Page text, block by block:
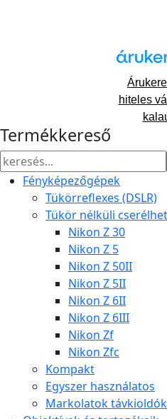
hiteles
Termékkereső
Fényképezőgépek
Tükörreflexes (DSLR)
Tükör nélküli
Nikon Z 30
Nikon Z 5
Nikon Z 50II
Nikon Z 5II
Nikon Z 6II
Nikon Z 6III
Nikon Zf
Nikon Zfc
Kompakt
Egyszer használatos
Markolatok